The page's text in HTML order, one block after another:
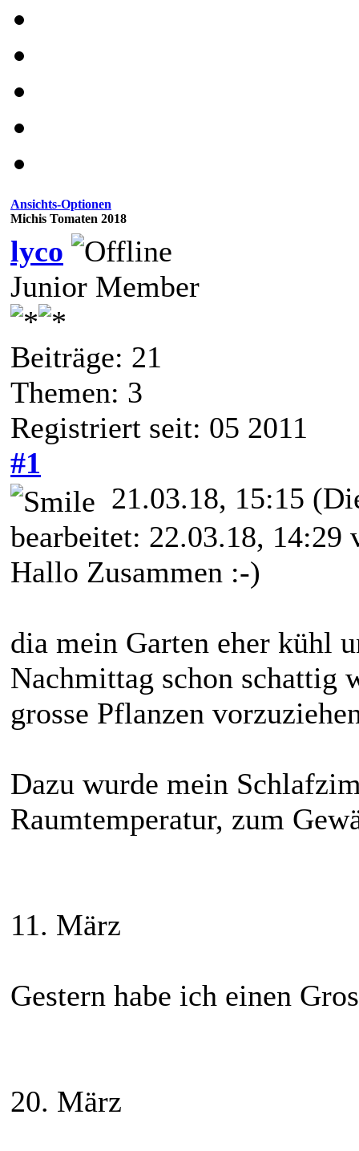
Ansichts-Optionen
Michis Tomaten 2018
lyco
Junior Member
Beiträge: 21
Themen: 3
Registriert seit: 05 2011
#1
21.03.18, 15:15
bearbeitet: 22.03.18, 14:29
Hallo Zusammen :-)
dia mein Garten eher kühl
Nachmittag schon schattig
grosse Pflanzen
Dazu wurde mein
Raumtemperatur, zum
11. März
Gestern habe ich einen
20. März